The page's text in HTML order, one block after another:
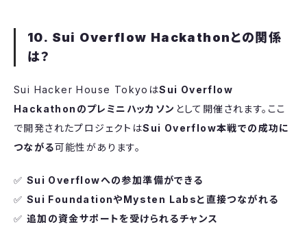
10. Sui Overflow Hackathonとの関係
は？
​Sui Hacker House TokyoはSui Overflow
Hackathonのプレミニハッカソン として開催されます。ここ
で開発されたプロジェクトはSui Overflow本戦での成功に
つながる可能性があります。
​✅ Sui Overflowへの参加準備ができる
✅ Sui FoundationやMysten Labsと直接つながれる
✅ 追加の資金サポートを受けられるチャンス